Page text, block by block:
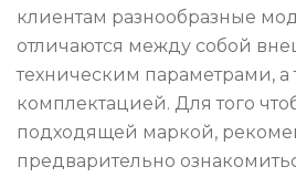
клиентам разнообразные
отличаются между собой
техническим параметрами, а
комплектацией. Для того
подходящей маркой,
предварительно